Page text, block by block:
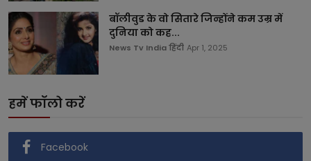
बॉलीवुड के वो सितारे जिन्होंने कम उम्र में
दुनिया को कह...
News Tv India हिंदी Apr 1, 2025
हमें फॉलो करें
Facebook